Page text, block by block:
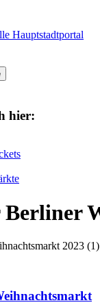
Hauptstadtportal
hier:
Berliner